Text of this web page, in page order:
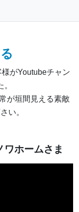
がYoutubeチャン
が垣間見える素敵
い。
ワホームさま